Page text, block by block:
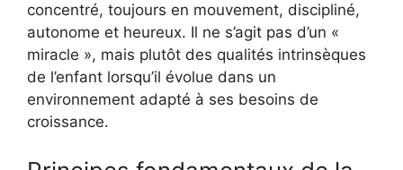
concentré, toujours en mouvement, discipliné,
autonome et heureux. Il ne s’agit pas d’un «
miracle », mais plutôt des qualités intrinsèques
de l’enfant lorsqu’il évolue dans un
environnement adapté à ses besoins de
croissance.